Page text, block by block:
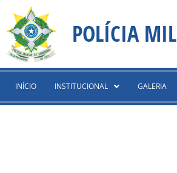
content
para
conteúdo
POLÍCIA
INÍCIO INSTITUCIONAL GALERIA